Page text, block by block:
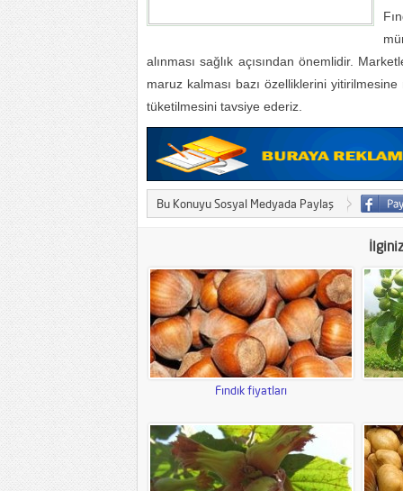
alınması sağlık açısından önemlidir.
maruz kalması bazı özelliklerini
tüketilmesini tavsiye ederiz.
Bu Konuyu Sosyal Medyada Paylaş
Fındık fiyatları